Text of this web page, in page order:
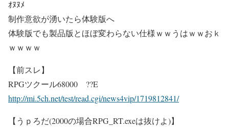
ｵﾇﾇﾒ
制作意欲が湧いたら体験版へ
体験版でも製品版とほぼ変わらない仕様ｗｗうはｗｗおｋ
ｗｗｗｗ
【前スレ】
RPGツクール68000 ??E
http://mi.5ch.net/test/read.cgi/news4vip/1719812841/
【うｐろだ(2000の場合RPG_RT.exeは抜けよ)】